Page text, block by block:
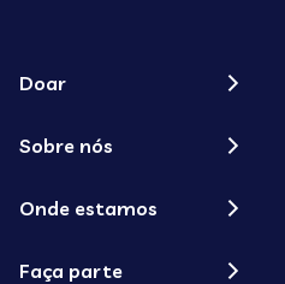
Doar
Sobre nós
Onde estamos
Faça parte